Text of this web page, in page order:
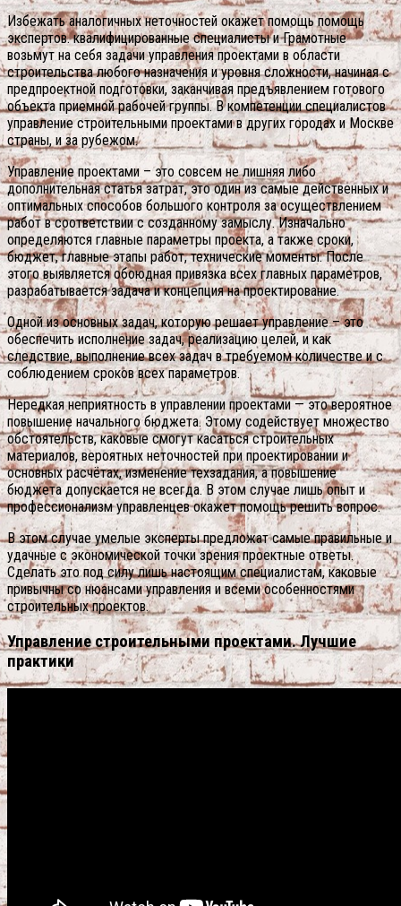
Избежать аналогичных неточностей окажет помощь помощь
экспертов. квалифицированные специалисты и Грамотные
возьмут на себя задачи управления проектами в области
строительства любого назначения и уровня сложности, начиная с
предпроектной подготовки, заканчивая предъявлением готового
объекта приемной рабочей группы. В компетенции специалистов
управление строительными проектами в других городах и Москве
страны, и за рубежом.
Управление проектами – это совсем не лишняя либо
дополнительная статья затрат, это один из самые действенных и
оптимальных способов большого контроля за осуществлением
работ в соответствии с созданному замыслу. Изначально
определяются главные параметры проекта, а также сроки,
бюджет, главные этапы работ, технические моменты. После
этого выявляется обоюдная привязка всех главных параметров,
разрабатывается задача и концепция на проектирование.
Одной из основных задач, которую решает управление – это
обеспечить исполнение задач, реализацию целей, и как
следствие, выполнение всех задач в требуемом количестве и с
соблюдением сроков всех параметров.
Нередкая неприятность в управлении проектами — это вероятное
повышение начального бюджета. Этому содействует множество
обстоятельств, каковые смогут касаться строительных
материалов, вероятных неточностей при проектировании и
основных расчётах, изменение техзадания, а повышение
бюджета допускается не всегда. В этом случае лишь опыт и
профессионализм управленцев окажет помощь решить вопрос.
В этом случае умелые эксперты предложат самые правильные и
удачные с экономической точки зрения проектные ответы.
Сделать это под силу лишь настоящим специалистам, каковые
привычны со нюансами управления и всеми особенностями
строительных проектов.
Управление строительными проектами. Лучшие
практики